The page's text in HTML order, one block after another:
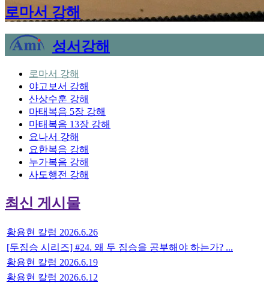
로마서 강해
성서강해
로마서 강해
야고보서 강해
산상수훈 강해
마태복음 5장 강해
마태복음 13장 강해
요나서 강해
요한복음 강해
누가복음 강해
사도행전 강해
최신 게시물
황용현 칼럼 2026.6.26
[두짐승 시리즈] #24. 왜 두 짐승을 공부해야 하는가? ...
황용현 칼럼 2026.6.19
황용현 칼럼 2026.6.12